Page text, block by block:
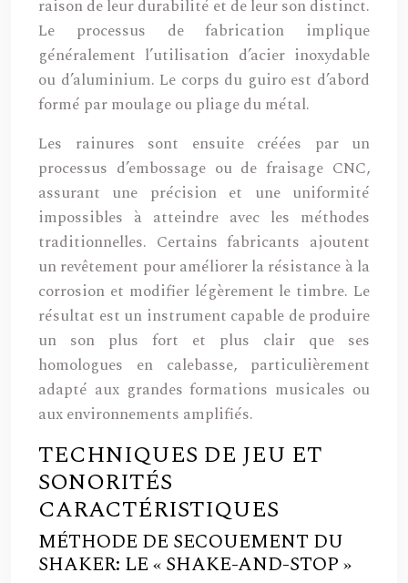
raison de leur durabilité et de leur son distinct.
Le processus de fabrication implique
généralement l’utilisation d’acier inoxydable
ou d’aluminium. Le corps du guiro est d’abord
formé par moulage ou pliage du métal.
Les rainures sont ensuite créées par un
processus d’embossage ou de fraisage CNC,
assurant une précision et une uniformité
impossibles à atteindre avec les méthodes
traditionnelles. Certains fabricants ajoutent
un revêtement pour améliorer la résistance à la
corrosion et modifier légèrement le timbre. Le
résultat est un instrument capable de produire
un son plus fort et plus clair que ses
homologues en calebasse, particulièrement
adapté aux grandes formations musicales ou
aux environnements amplifiés.
TECHNIQUES DE JEU ET
SONORITÉS
CARACTÉRISTIQUES
MÉTHODE DE SECOUEMENT DU
SHAKER: LE « SHAKE-AND-STOP »